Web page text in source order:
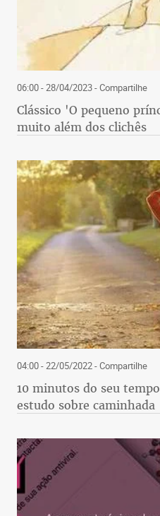
06:00 - 28/04/2023- Compartilhe
Clássico 'O pequeno
muito além dos clichês
04:00 - 22/05/2022- Compartilhe
10 minutos do seu
estudo sobre caminhada